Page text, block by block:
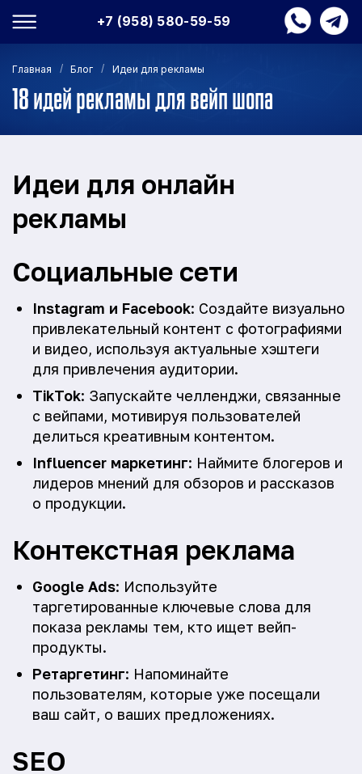
+7 (958) 580-59-59
Главная / Блог / Идеи для рекламы
18 идей рекламы для вейп шопа
Идеи для онлайн
рекламы
Социальные сети
Instagram и Facebook: Создайте визуально
привлекательный контент с фотографиями
и видео, используя актуальные хэштеги
для привлечения аудитории.
TikTok: Запускайте челленджи, связанные
с вейпами, мотивируя пользователей
делиться креативным контентом.
Influencer маркетинг: Наймите блогеров и
лидеров мнений для обзоров и рассказов
о продукции.
Контекстная реклама
Google Ads: Используйте
таргетированные ключевые слова для
показа рекламы тем, кто ищет вейп-
продукты.
Ретаргетинг: Напоминайте
пользователям, которые уже посещали
ваш сайт, о ваших предложениях.
SEO